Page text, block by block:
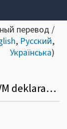
перевод /
, Русский,
Українська)
Kaip apskaičiuojama metinės PVM deklaracijos (forma FR0516) 16 laukelio suma?